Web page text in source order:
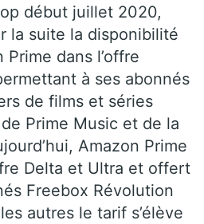
début juillet 2020,
la suite la disponibilité
dans l’offre
à ses abonnés
de films et séries
Prime Music et de la
Amazon Prime
Delta et Ultra et offert
Freebox Révolution
autres le tarif s’élève